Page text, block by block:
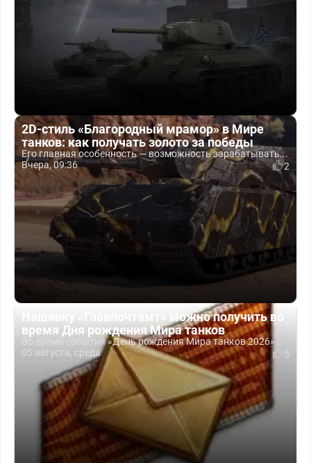
2D-стиль «Благородный мрамор» в Мире
танков: как получать золото за победы
Его главная особенность — возможность зарабатывать...
Вчера, 09:36
2
Нашивку «Главпочтамт» можно получить во
время Дня рождения Мира танков
Во время события «День рождения Мира танков 2026»...
05 августа, среда
5